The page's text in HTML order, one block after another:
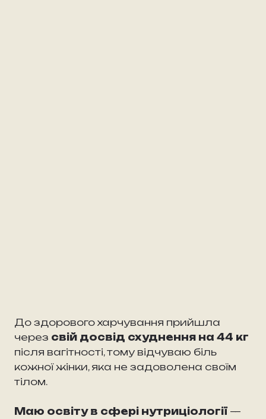
До здорового харчування прийшла
через свій досвід схуднення на 44 кг
після вагітності, тому відчуваю біль
кожної жінки, яка не задоволена своїм
тілом.
Маю освіту в сфері нутриціології—